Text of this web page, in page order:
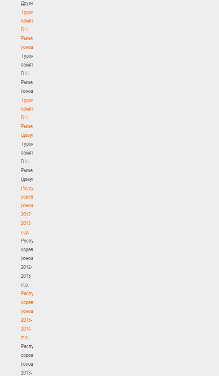
Другие
Турнир
памяти
В.Н.
Рыженкова
(юноши)
Турнир
памяти
В.Н.
Рыженкова
(юноши)
Турнир
памяти
В.Н.
Рыженкова
(девушки)
Турнир
памяти
В.Н.
Рыженкова
(девушки)
Республиканские
соревнования
(юноши)
2012-
2013
гг.р.
Республиканские
соревнования
(юноши)
2012-
2013
гг.р.
Республиканские
соревнования
(юноши)
2013-
2014
гг.р.
Республиканские
соревнования
(юноши)
2013-